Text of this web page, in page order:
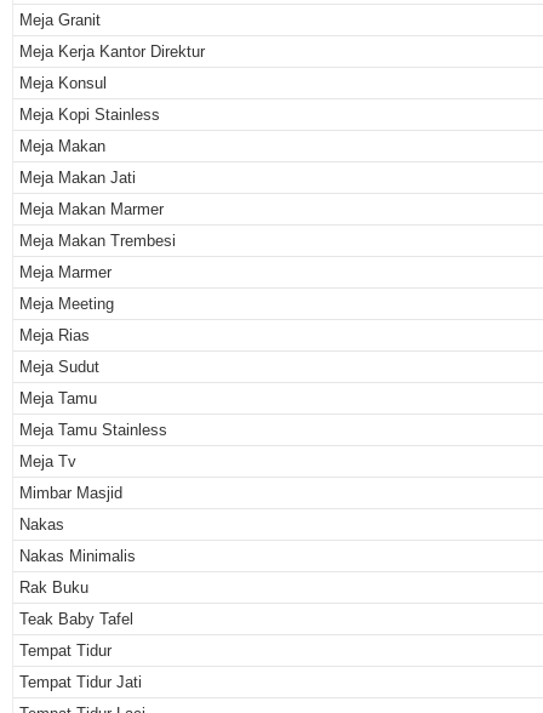
Meja Granit
Meja Kerja Kantor Direktur
Meja Konsul
Meja Kopi Stainless
Meja Makan
Meja Makan Jati
Meja Makan Marmer
Meja Makan Trembesi
Meja Marmer
Meja Meeting
Meja Rias
Meja Sudut
Meja Tamu
Meja Tamu Stainless
Meja Tv
Mimbar Masjid
Nakas
Nakas Minimalis
Rak Buku
Teak Baby Tafel
Tempat Tidur
Tempat Tidur Jati